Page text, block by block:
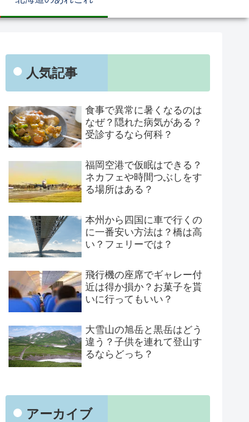
人気記事
食事で異常に暑くなるのは
なぜ？隠れた病気がある？
受診するなら何科？
福岡空港で仮眠はできる？
ネカフェや時間つぶしをす
る場所はある？
本州から四国に車で行くの
に一番安い方法は？橋は高
い？フェリーでは？
飛行機の座席でギャレー付
近は得か損か？お菓子を貰
いに行ってもいい？
大雪山の旭岳と黒岳はどう
違う？子供を連れて登山す
るならどっち？
アーカイブ